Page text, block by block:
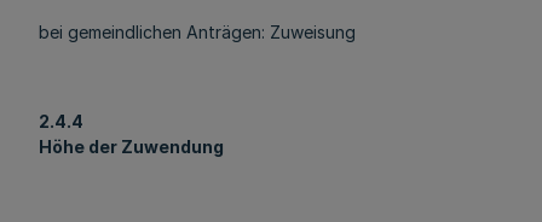
bei gemeindlichen Anträgen: Zuweisung
2.4.4
Höhe der Zuwendung